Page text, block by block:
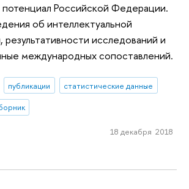
Российской Федерации.
об интеллектуальной
исследований и
международных сопоставлений.
публикации
статистические данные
18 декабря 2018